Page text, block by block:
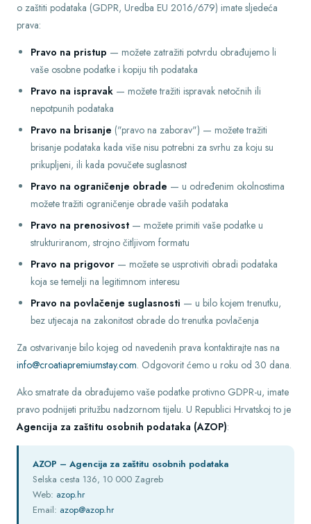
o zaštiti podataka (GDPR, Uredba EU 2016/679) imate sljedeća
prava:
Pravo na pristup — možete zatražiti potvrdu obrađujemo li
vaše osobne podatke i kopiju tih podataka
Pravo na ispravak — možete tražiti ispravak netočnih ili
nepotpunih podataka
Pravo na brisanje ("pravo na zaborav") — možete tražiti
brisanje podataka kada više nisu potrebni za svrhu za koju su
prikupljeni, ili kada povučete suglasnost
Pravo na ograničenje obrade — u određenim okolnostima
možete tražiti ograničenje obrade vaših podataka
Pravo na prenosivost — možete primiti vaše podatke u
strukturiranom, strojno čitljivom formatu
Pravo na prigovor — možete se usprotiviti obradi podataka
koja se temelji na legitimnom interesu
Pravo na povlačenje suglasnosti — u bilo kojem trenutku,
bez utjecaja na zakonitost obrade do trenutka povlačenja
Za ostvarivanje bilo kojeg od navedenih prava kontaktirajte nas na
info@croatiapremiumstay.com. Odgovorit ćemo u roku od 30 dana.
Ako smatrate da obrađujemo vaše podatke protivno GDPR-u, imate
pravo podnijeti pritužbu nadzornom tijelu. U Republici Hrvatskoj to je
Agencija za zaštitu osobnih podataka (AZOP):
AZOP – Agencija za zaštitu osobnih podataka
Selska cesta 136, 10 000 Zagreb
Web: azop.hr
Email: azop@azop.hr